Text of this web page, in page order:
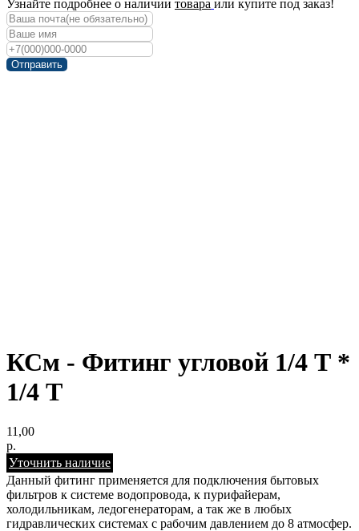
Узнайте подробнее о наличии товара или купите под заказ!
Отправить
КСм - Фитинг угловой 1/4 Т *
1/4 Т
11,00
р.
Уточнить наличие
Данный фитинг применяется для подключения бытовых
фильтров к системе водопровода, к пурифайерам,
холодильникам, ледогенераторам, а так же в любых
гидравлических системах с рабочим давлением до 8 атмосфер.